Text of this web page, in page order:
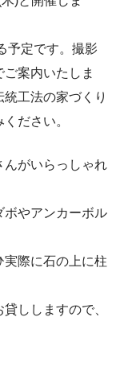
予定です。撮影
案内いたしま
工法の家づくり
ださい。
んがいらっしゃれ
ボやアンカーボル
際に石の上に柱
ししますので、